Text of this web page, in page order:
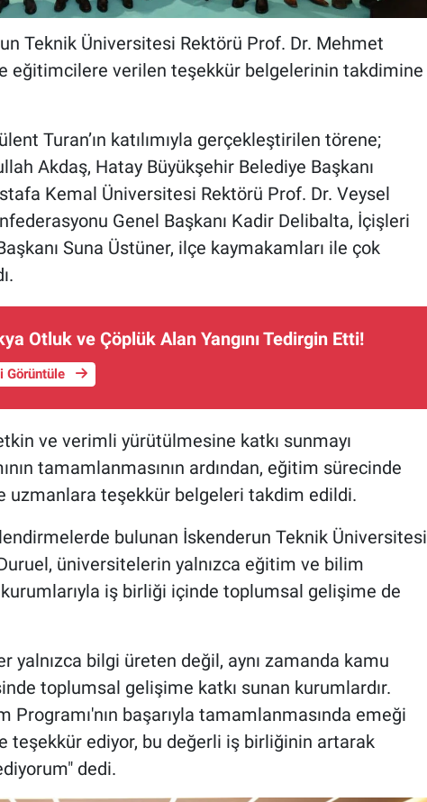
Teknik Üniversitesi Rektörü Prof. Dr. Mehmet
eğitimcilere verilen teşekkür belgelerinin takdimine
Turan’ın katılımıyla gerçekleştirilen törene;
Akdaş, Hatay Büyükşehir Belediye Başkanı
Kemal Üniversitesi Rektörü Prof. Dr. Veysel
Genel Başkanı Kadir Delibalta, İçişleri
Suna Üstüner, ilçe kaymakamları ile çok
Otluk ve Çöplük Alan Yangını Tedirgin Etti!
Görüntüle
ve verimli yürütülmesine katkı sunmayı
tamamlanmasının ardından, eğitim sürecinde
uzmanlara teşekkür belgeleri takdim edildi.
bulunan İskenderun Teknik Üniversitesi
üniversitelerin yalnızca eğitim ve bilim
iş birliği içinde toplumsal gelişime de
yalnızca bilgi üreten değil, aynı zamanda kamu
toplumsal gelişime katkı sunan kurumlardır.
başarıyla tamamlanmasında emeği
ediyor, bu değerli iş birliğinin artarak
dedi.